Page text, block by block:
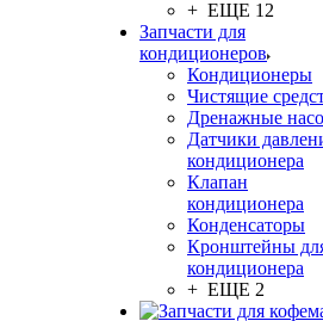
+ ЕЩЕ 12
Запчасти для
кондиционеров
Кондиционеры
Чистящие
Дренажные
Датчики
кондиционера
Клапан
кондиционера
Конденсаторы
Кронштейны
кондиционера
+ ЕЩЕ 2